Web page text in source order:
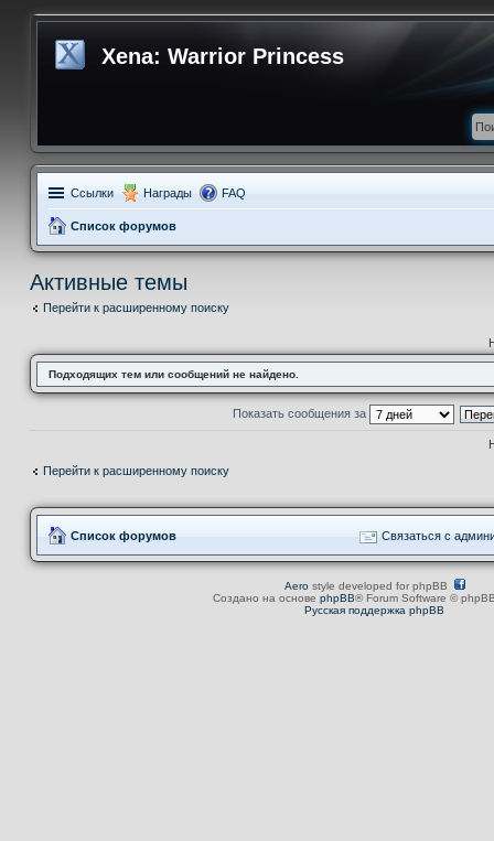
Xena: Warrior Princess
Ссылки Награды FAQ
Список форумов
Активные темы
Перейти к расширенному поиску
Подходящих тем или сообщений не найдено.
Показать сообщения за
Перейти к расширенному поиску
Список форумов Связаться с
Aerostyle developed for phpBB
Создано на основе phpBB® Forum Software ©
Русская поддержка phpBB